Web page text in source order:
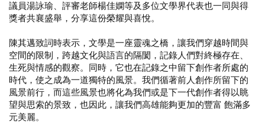
議員湯詠瑜、評審老師楊佳嫻等及多位文學界代表也一同與得
獎者共襄盛舉，分享這份榮耀與喜悅。
陳其邁致詞時表示，文學是一座靈魂之橋，讓我們穿越時間與
空間的限制，跨越文化與語言的隔閡，記錄人們對終極存在、
生死與情感的觀察。同時，它也在記錄之中留下創作者所處的
時代，使之成為一道獨特的風景。我們循著前人創作所留下的
風景前行，而這些風景也將化為我們或是下一代創作者得以眺
望與思索的景致，也因此，讓我們高雄能夠更加的豐富 飽滿多
元美麗。